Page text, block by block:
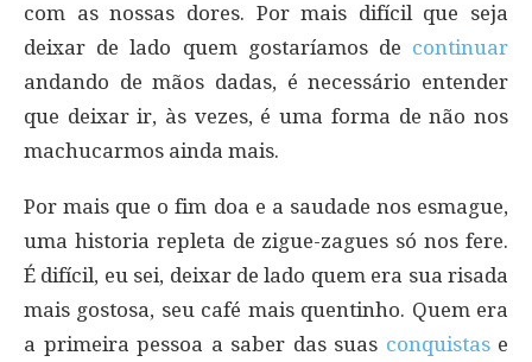
com as nossas dores. Por mais difícil que seja
deixar de lado quem gostaríamos de continuar
andando de mãos dadas, é necessário entender
que deixar ir, às vezes, é uma forma de não nos
machucarmos ainda mais.
Por mais que o fim doa e a saudade nos esmague,
uma historia repleta de zigue-zagues só nos fere.
É difícil, eu sei, deixar de lado quem era sua risada
mais gostosa, seu café mais quentinho. Quem era
a primeira pessoa a saber das suas conquistase